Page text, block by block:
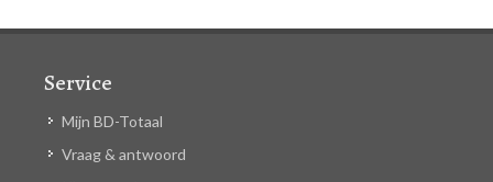
Service
Mijn BD-Totaal
Vraag & antwoord